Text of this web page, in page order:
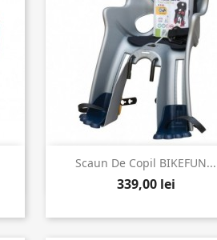
Scaun De Copil BIKEFUN...
339,00 lei
 Vizualizare rapida